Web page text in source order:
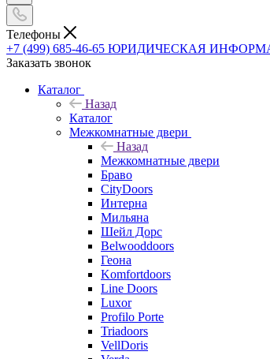
Телефоны
+7 (499) 685-46-65 ЮРИДИЧЕСКАЯ
Заказать звонок
Каталог
Назад
Каталог
Межкомнатные двери
Назад
Межкомнатные двери
Браво
CityDoors
Интерна
Мильяна
Шейл Дорс
Belwooddoors
Геона
Komfortdoors
Line Doors
Luxor
Profilo Porte
Triadoors
VellDoris